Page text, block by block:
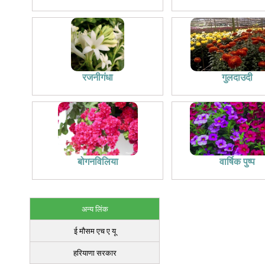
रजनीगंधा गुलदाउदी
बोगनविलिया वार्षिक पुष्प
अन्य लिंक
ई मौसम एच ए यू
हरियाणा सरकार